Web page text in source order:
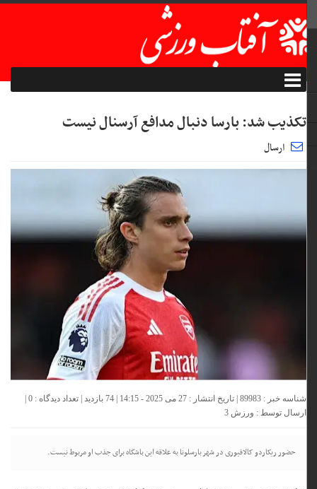
تکذیب شد: بارسا دنبال مدافع آرسنال نیست
ارسال
شناسه خبر : 89983 | تاریخ انتشار : 27 می 2025 - 14:15 | 74 بازدید | تعداد دیدگاه : 0
|
ارسال توسط :ورزش 3
حضور ریکاردو کالافیوری در شهر بارسلونا به علاقه این باشگاه برای جذب او مربوط نیست.